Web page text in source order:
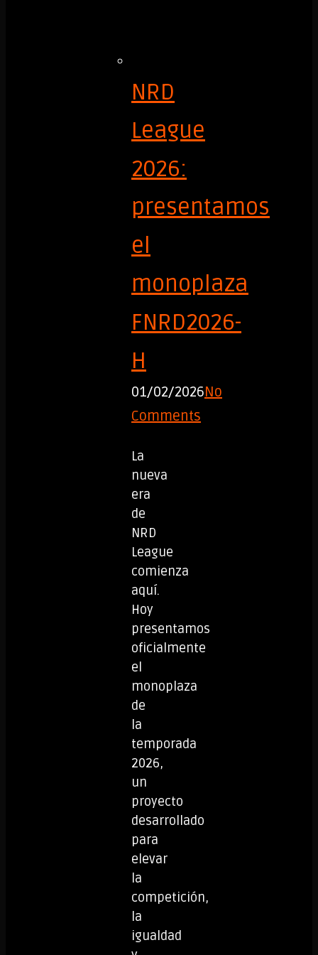
NRD
League
2026:
presentamos
el
monoplaza
FNRD2026-
H
01/02/2026No
Comments
La
nueva
era
de
NRD
League
comienza
aquí.
Hoy
presentamos
oficialmente
el
monoplaza
de
la
temporada
2026,
un
proyecto
desarrollado
para
elevar
la
competición,
la
igualdad